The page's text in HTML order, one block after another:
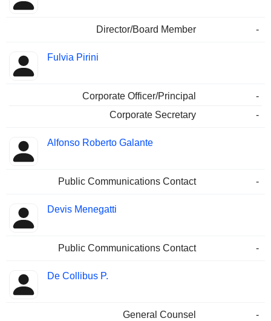
Director/Board Member -
Fulvia Pirini
Corporate Officer/Principal
-
Corporate Secretary
-
Alfonso Roberto Galante
Public Communications Contact -
Devis Menegatti
Public Communications Contact -
De Collibus P.
General Counsel -